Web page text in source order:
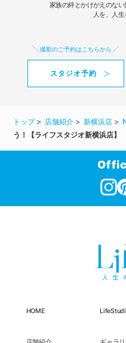
家族の絆とかけがえのない
人を、人生
撮影のご予約はこちらから
スタジオ予約
トップ 店舗紹介 新横浜店
う！【ライフスタジオ新横浜店】
HOME